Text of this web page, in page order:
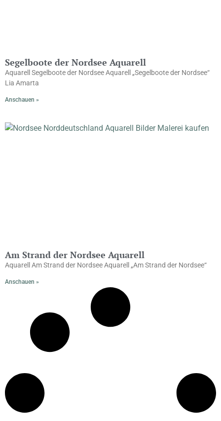
Segelboote der Nordsee Aquarell
Aquarell Segelboote der Nordsee Aquarell „Segelboote der Nordsee“
Lia Amarta
Anschauen »
Am Strand der Nordsee Aquarell
Aquarell Am Strand der Nordsee Aquarell „Am Strand der Nordsee“
Anschauen »